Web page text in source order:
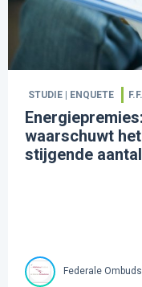
STUDIE | ENQUETE
waarschuwt
stijgende
Federale